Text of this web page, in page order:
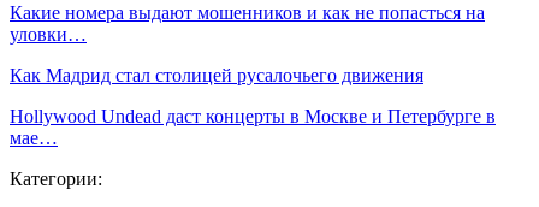
Какие номера выдают мошенников и как не попасться на
уловки…
Как Мадрид стал столицей русалочьего движения
Hollywood Undead даст концерты в Москве и Петербурге в
мае…
Категории: